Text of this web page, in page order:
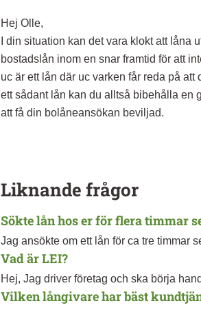
Hej Olle,
I din situation kan det vara klokt att låna
bostadslån inom en snar framtid för att
uc är ett lån där uc varken får reda på
ett sådant lån kan du alltså bibehålla en
att få din bolåneansökan beviljad.
Liknande frågor
Sökte lån hos er för flera timmar
Jag ansökte om ett lån för ca tre timmar
Vad är LEI?
Hej, Jag driver företag och ska börja handla med värdepapper, men har fått höra att jag måste ha
en såkallad LEI-kod. Jag undrar vad
Vilken långivare har bäst